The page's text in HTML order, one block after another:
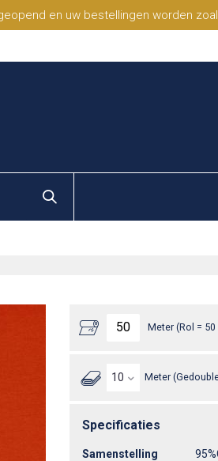
en uw bestellingen worden
Meter (Rol = 50
Meter
Specificaties
Samenstelling